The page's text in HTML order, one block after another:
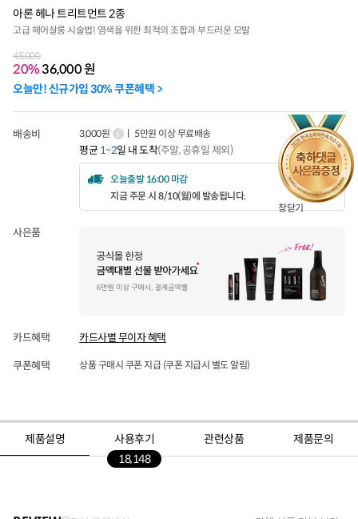
창닫기
아론 헤나 트리트먼트 2종
고급 헤어살롱 시술법! 염색을 위한 최적의 조합과 부드러운 모발
45,000
20%36,000원
오늘만! 신규가입 30% 쿠폰혜택 >
배송비 3,000원 ㅣ 5만원 이상 무료배송
평균1~2일 내 도착(주말, 공휴일 제외)
오늘출발 16:00 마감
지금 주문 시 8/10(월)에 발송됩니다.
사은품
카드혜택 카드사별 무이자 혜택
쿠폰혜택 상품 구매시 쿠폰 지급 (쿠폰 지급시 별도 알림)
제품설명
사용후기
18,148
관련상품 제품문의